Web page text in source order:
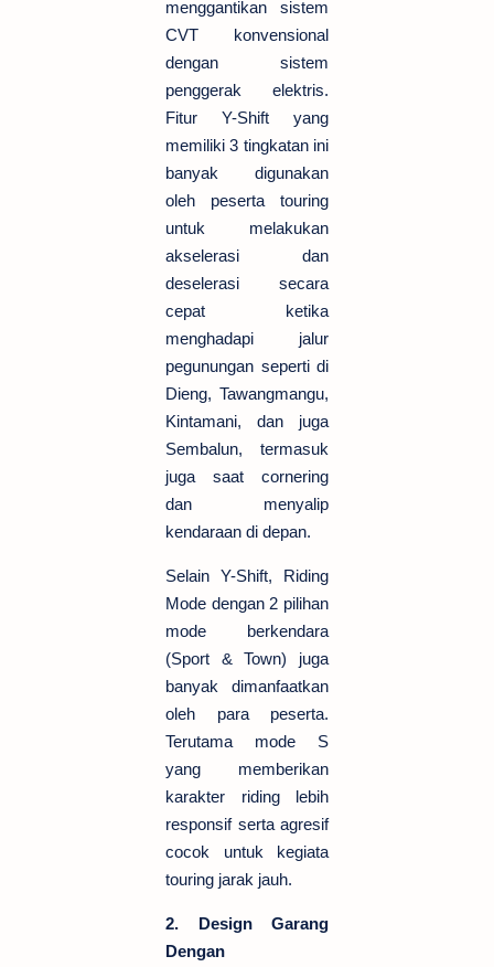
menggantikan sistem
CVT konvensional
dengan sistem
penggerak elektris.
Fitur Y-Shift yang
memiliki 3 tingkatan ini
banyak digunakan
oleh peserta touring
untuk melakukan
akselerasi dan
deselerasi secara
cepat ketika
menghadapi jalur
pegunungan seperti di
Dieng, Tawangmangu,
Kintamani, dan juga
Sembalun, termasuk
juga saat cornering
dan menyalip
kendaraan di depan.
Selain Y-Shift, Riding
Mode dengan 2 pilihan
mode berkendara
(Sport & Town) juga
banyak dimanfaatkan
oleh para peserta.
Terutama mode S
yang memberikan
karakter riding lebih
responsif serta agresif
cocok untuk kegiata
touring jarak jauh.
2. Design Garang
Dengan